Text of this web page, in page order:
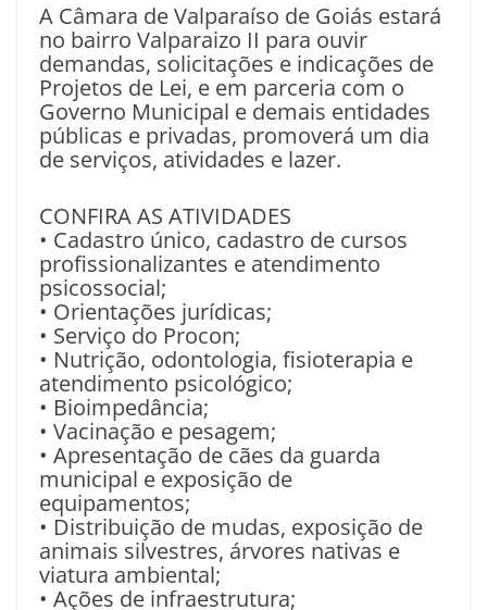
A Câmara de Valparaíso de Goiás estará
no bairro Valparaizo II para ouvir
demandas, solicitações e indicações de
Projetos de Lei, e em parceria com o
Governo Municipal e demais entidades
públicas e privadas, promoverá um dia
de serviços, atividades e lazer.
CONFIRA AS ATIVIDADES
• Cadastro único, cadastro de cursos
profissionalizantes e atendimento
psicossocial;
• Orientações jurídicas;
• Serviço do Procon;
• Nutrição, odontologia, fisioterapia e
atendimento psicológico;
• Bioimpedância;
• Vacinação e pesagem;
• Apresentação de cães da guarda
municipal e exposição de
equipamentos;
• Distribuição de mudas, exposição de
animais silvestres, árvores nativas e
viatura ambiental;
• Ações de infraestrutura;